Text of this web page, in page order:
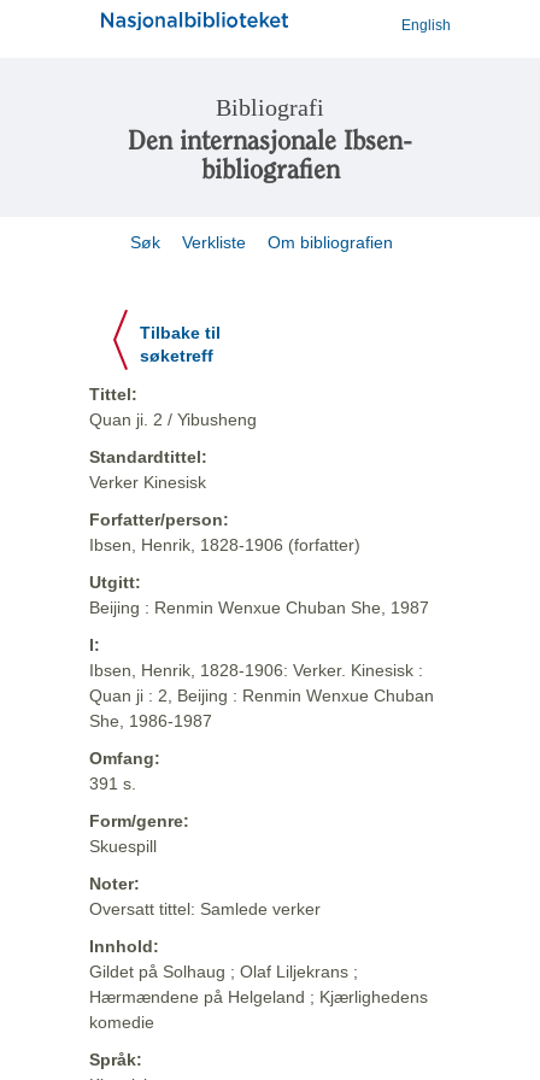
English
Bibliografi
Den internasjonale Ibsen-
bibliografien
Søk Verkliste Om bibliografien
Tilbake til
søketreff
Tittel:
Quan ji. 2 / Yibusheng
Standardtittel:
Verker Kinesisk
Forfatter/person:
Ibsen, Henrik, 1828-1906 (forfatter)
Utgitt:
Beijing : Renmin Wenxue Chuban She, 1987
I:
Ibsen, Henrik, 1828-1906: Verker. Kinesisk :
Quan ji : 2, Beijing : Renmin Wenxue Chuban
She, 1986-1987
Omfang:
391 s.
Form/genre:
Skuespill
Noter:
Oversatt tittel: Samlede verker
Innhold:
Gildet på Solhaug ; Olaf Liljekrans ;
Hærmændene på Helgeland ; Kjærlighedens
komedie
Språk: